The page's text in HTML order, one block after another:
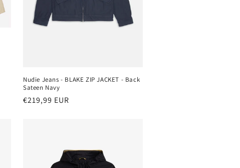
Nudie Jeans - BLAKE ZIP JACKET - Back
Sateen Navy
Normaler
€219,99 EUR